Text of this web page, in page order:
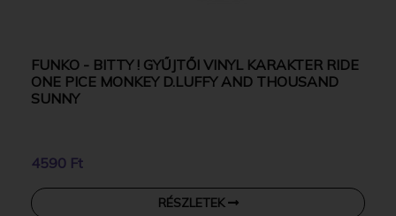
FUNKO - BITTY ! GYŰJTŐI VINYL KARAKTER RIDE
ONE PICE MONKEY D.LUFFY AND THOUSAND
SUNNY
4590 Ft
RÉSZLETEK